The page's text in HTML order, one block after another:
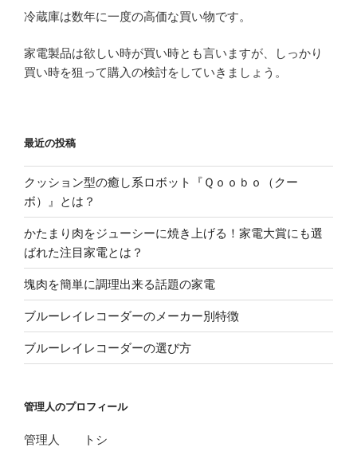
冷蔵庫は数年に一度の高価な買い物です。
家電製品は欲しい時が買い時とも言いますが、しっかり
買い時を狙って購入の検討をしていきましょう。
最近の投稿
クッション型の癒し系ロボット『Ｑｏｏｂｏ（クー
ボ）』とは？
かたまり肉をジューシーに焼き上げる！家電大賞にも選
ばれた注目家電とは？
塊肉を簡単に調理出来る話題の家電
ブルーレイレコーダーのメーカー別特徴
ブルーレイレコーダーの選び方
管理人のプロフィール
管理人 トシ